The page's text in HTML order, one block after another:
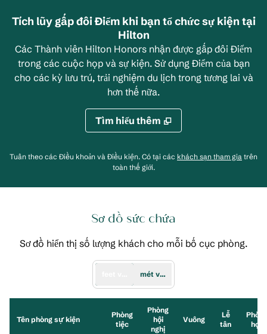
Tích lũy gấp đôi Điểm khi bạn tổ chức sự kiện tại
Hilton
Các Thành viên Hilton Honors nhận được gấp đôi Điểm
trong các cuộc họp và sự kiện. Sử dụng Điểm của bạn
cho các kỳ lưu trú, trải nghiệm du lịch trong tương lai và
hơn thế nữa.
Tìm hiểu thêm
Tuân theo các Điều khoản và Điều kiện. Có tại các khách sạn tham gia trên
toàn thế giới.
Sơ đồ sức chứa
Sơ đồ hiển thị số lượng khách cho mỗi bố cục phòng.
mét vuông
Tên phòng sự kiện
Phòng
tiệc
Phòng
hội
nghị
Vuông
Lễ
tân
Phòng
học